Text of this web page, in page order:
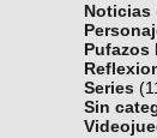
Noticias
Pufazos
Series
Sin